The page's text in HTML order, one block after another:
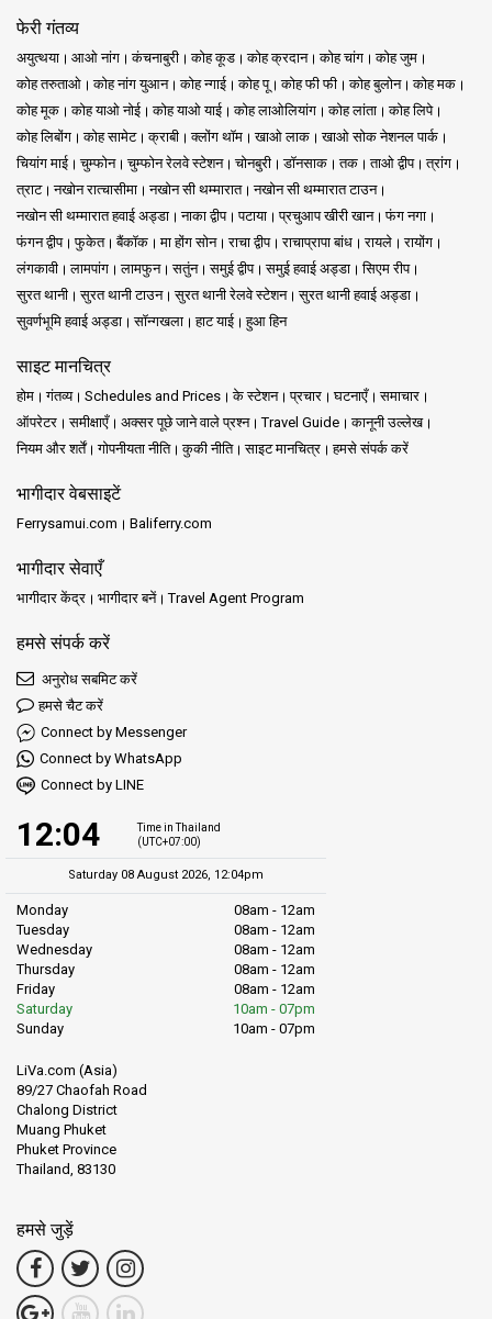
फेरी गंतव्य
अयुत्थया आओ नांग कंचनाबुरी कोह कूड कोह क्रदान कोह चांग
कोह जुम
कोह तरुताओ
कोह नांग युआन कोह न्गाई कोह पू कोह फी फी कोह बुलोन
कोह मक
कोह मूक
कोह याओ नोई कोह याओ याई कोह लाओलियांग कोह लांता
कोह लिपे
कोह लिबोंग
कोह सामेट क्राबी क्लोंग थॉम खाओ लाक
खाओ सोक नेशनल पार्क
चियांग माई
चुम्फोन चुम्फोन रेलवे स्टेशन चोनबुरी डॉनसाक तक ताओ द्वीप
त्रांग
त्राट
नखोन रात्चासीमा नखोन सी थम्मारात
नखोन सी थम्मारात टाउन
नखोन सी थम्मारात हवाई अड्डा
नाका द्वीप पटाया प्रचुआप खीरी खान
फंग नगा
फंगन द्वीप
फुकेत बैंकॉक मा होंग सोन राचा द्वीप राचाप्रापा बांध रायले
रायोंग
लंगकावी
लामपांग लामफुन सतुंन समुई द्वीप समुई हवाई अड्डा
सिएम रीप
सुरत थानी
सुरत थानी टाउन सुरत थानी रेलवे स्टेशन
सुरत थानी हवाई अड्डा
सुवर्णभूमि हवाई अड्डा
सॉन्गखला हाट याई हुआ हिन
साइट मानचित्र
होम गंतव्य Schedules and Prices के स्टेशन प्रचार घटनाएँ
समाचार
ऑपरेटर
समीक्षाएँ अक्सर पूछे जाने वाले प्रश्न Travel Guide
कानूनी उल्लेख
नियम और शर्तें
गोपनीयता नीति कुकी नीति साइट मानचित्र हमसे संपर्क करें
भागीदार वेबसाइटें
Ferrysamui.com Baliferry.com
भागीदार सेवाएँ
भागीदार केंद्र भागीदार बनें Travel Agent Program
हमसे संपर्क करें
अनुरोध सबमिट करें
हमसे चैट करें
Connect by Messenger
Connect by WhatsApp
Connect by LINE
12:04
Time in Thailand
(UTC+07:00)
Saturday 08 August 2026, 12:04pm
Monday
08am - 12am
Tuesday
08am - 12am
Wednesday
08am - 12am
Thursday
08am - 12am
Friday
08am - 12am
Saturday
10am - 07pm
Sunday
10am - 07pm
LiVa.com (Asia)
89/27 Chaofah Road
Chalong District
Muang Phuket
Phuket Province
Thailand, 83130
हमसे जुड़ें